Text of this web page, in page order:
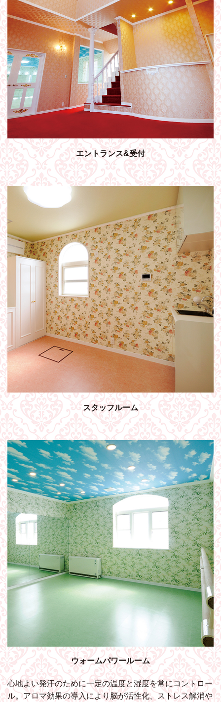
エントランス&受付
スタッフルーム
ウォームパワールーム
心地よい発汗のために一定の温度と湿度を常にコントロー
ル。アロマ効果の導入により脳が活性化、ストレス解消や